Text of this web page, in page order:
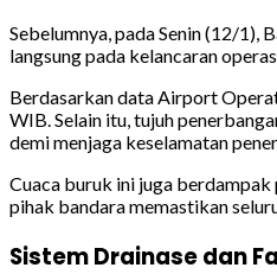
Sebelumnya, pada Senin (12/1),
langsung pada kelancaran
Berdasarkan data Airport
WIB. Selain itu, tujuh
demi menjaga keselamatan
Cuaca buruk ini juga
pihak bandara memastikan
Sistem Drainase dan